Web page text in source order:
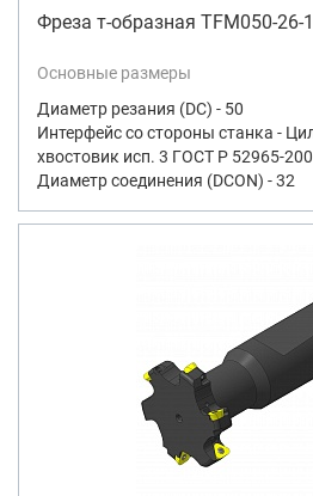
Фреза т-образная TFM050-26-
Основные размеры
Диаметр резания (DC) - 50
Интерфейс со стороны станка -
хвостовик исп. 3 ГОСТ Р 52965-
Диаметр соединения (DCON) - 32